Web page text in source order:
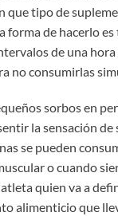
que tipo de
forma de hacerlo es
de una
no consumirlas
sorbos en
la sensación de
se pueden
o cuando
quien va a
alimenticio que